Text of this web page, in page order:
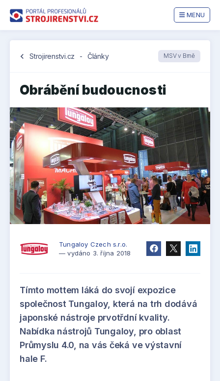
MENU
chevron_left Strojirenstvi.cz - Články MSV v Brně
Obrábění budoucnosti
Tungaloy Czech s.r.o.
— vydáno 3. října 2018
Tímto mottem láká do svojí expozice
společnost Tungaloy, která na trh dodává
japonské nástroje prvotřdní kvality.
Nabídka nástrojů Tungaloy, pro oblast
Průmyslu 4.0, na vás čeká ve výstavní
hale F.